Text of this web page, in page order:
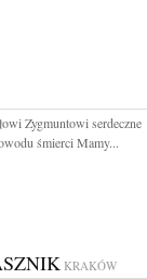
Zygmuntowi serdeczne
śmierci Mamy...
KRAKÓW